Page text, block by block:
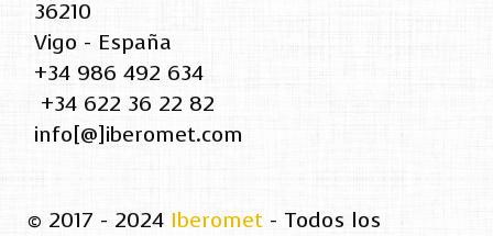
36210
Vigo - España
+34 986 492 634
+34 622 36 22 82
info[@]iberomet.com
© 2017 - 2024 Iberomet - Todos los